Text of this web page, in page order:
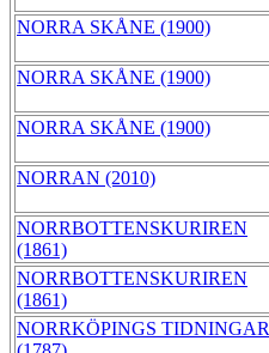
NORRA SKÅNE (1900)
NORRA SKÅNE (1900)
NORRA SKÅNE (1900)
NORRAN (2010)
NORRBOTTENSKURIREN
(1861)
NORRBOTTENSKURIREN
(1861)
NORRKÖPINGS TIDNINGAR